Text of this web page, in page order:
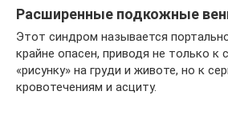
Расширенные подкожные
Этот синдром называется
крайне опасен, приводя не только к
«рисунку» на груди и животе, но к
кровотечениям и асциту.